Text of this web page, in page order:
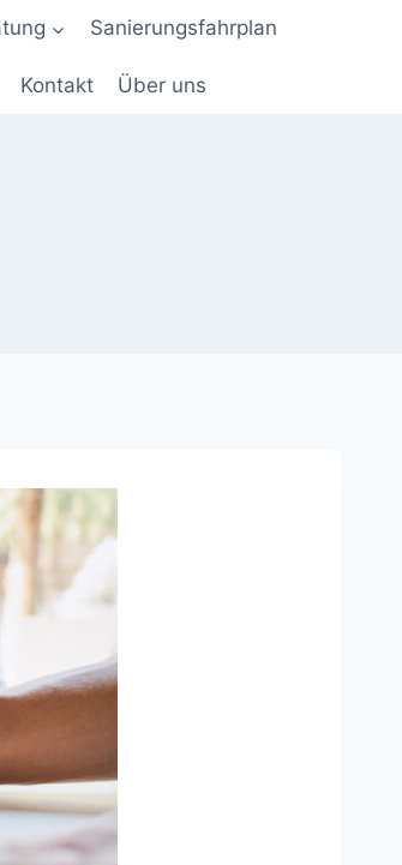
Sanierungsfahrplan
Kontakt Über uns